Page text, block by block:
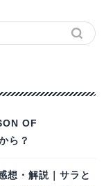
OF
ら？
想・解説｜サラと